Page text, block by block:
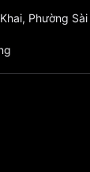
Phường